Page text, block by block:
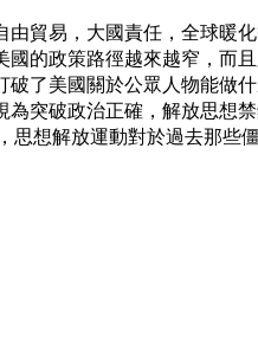
由貿易，大國責任，全球暖
國的政策路徑越來越窄，而
破了美國關於公眾人物能做
為突破政治正確，解放思想
思想解放運動對於過去那些